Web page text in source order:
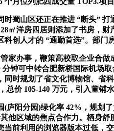
山区还正在推进 “断头” 打
㎡洋房四居则添加了书房，
科创人才的 “通勤首选”。部门
办事，鞭策高校取企业合做
分钟可中转合肥新桥国际机场
同时规划了省文化博物馆、省
总价 105-140 万元，引入董铺
阳分园)绿化率 42%，规划了
他区域的焦点合作力。栖身
当前利用的浏览器版本过低，